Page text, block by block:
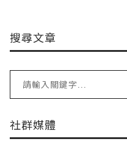
搜尋文章
社群媒體